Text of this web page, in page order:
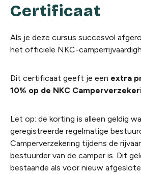
Certificaat
Als je deze cursus succesvol
het officiële NKC-
Dit certificaat geeft je een extra
10% op de NKC
Let op: de korting is alleen geldig
geregistreerde regelmatige
Camperverzekering tijdens de
bestuurder van de camper is. Dit
bestaande als voor nieuw